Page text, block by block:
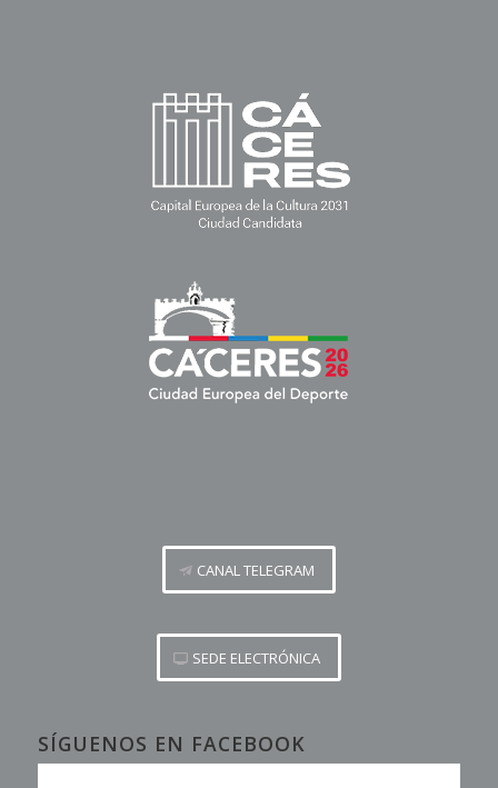
CANAL TELEGRAM
SEDE ELECTRÓNICA
SÍGUENOS EN FACEBOOK